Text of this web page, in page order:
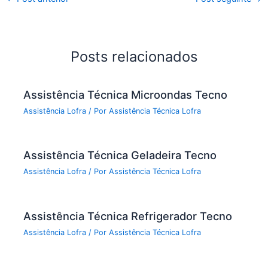
Posts relacionados
Assistência Técnica Microondas Tecno
Assistência Lofra / PorAssistência Técnica Lofra
Assistência Técnica Geladeira Tecno
Assistência Lofra / PorAssistência Técnica Lofra
Assistência Técnica Refrigerador Tecno
Assistência Lofra / PorAssistência Técnica Lofra